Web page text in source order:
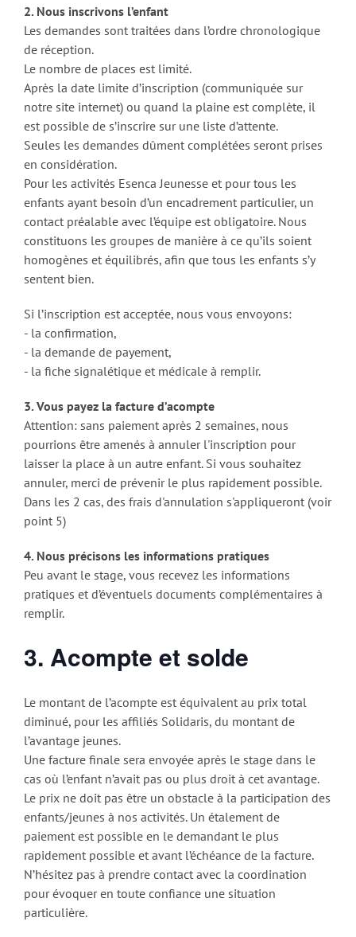
2. Nous inscrivons l’enfant
Les demandes sont traitées dans l’ordre chronologique
de réception.
Le nombre de places est limité.
Après la date limite d’inscription (communiquée sur
notre site internet) ou quand la plaine est complète, il
est possible de s’inscrire sur une liste d’attente.
Seules les demandes dûment complétées seront prises
en considération.
Pour les activités Esenca Jeunesse et pour tous les
enfants ayant besoin d’un encadrement particulier, un
contact préalable avec l’équipe est obligatoire. Nous
constituons les groupes de manière à ce qu’ils soient
homogènes et équilibrés, afin que tous les enfants s’y
sentent bien.
Si l’inscription est acceptée, nous vous envoyons:
- la confirmation,
- la demande de payement,
- la fiche signalétique et médicale à remplir.
3. Vous payez la facture d’acompte
Attention: sans paiement après 2 semaines, nous
pourrions être amenés à annuler l'inscription pour
laisser la place à un autre enfant. Si vous souhaitez
annuler, merci de prévenir le plus rapidement possible.
Dans les 2 cas, des frais d'annulation s'appliqueront (voir
point 5)
4. Nous précisons les informations pratiques
Peu avant le stage, vous recevez les informations
pratiques et d’éventuels documents complémentaires à
remplir.
3. Acompte et solde
Le montant de l’acompte est équivalent au prix total
diminué, pour les affiliés Solidaris, du montant de
l’avantage jeunes.
Une facture finale sera envoyée après le stage dans le
cas où l’enfant n’avait pas ou plus droit à cet avantage.
Le prix ne doit pas être un obstacle à la participation des
enfants/jeunes à nos activités. Un étalement de
paiement est possible en le demandant le plus
rapidement possible et avant l’échéance de la facture.
N’hésitez pas à prendre contact avec la coordination
pour évoquer en toute confiance une situation
particulière.